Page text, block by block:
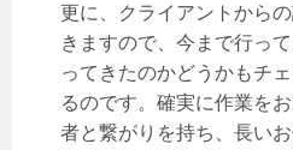
更に、クライアントから
きますので、今まで行っ
ってきたのかどうかもチ
るのです。確実に作業を
者と繋がりを持ち、長い